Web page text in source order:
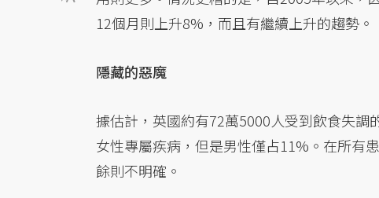
12個月則上升8%，而且有繼續上升的趨勢。
隱藏的惡魔
據估計，英國約有72萬5000人受到飲食失
女性專屬疾病，但是男性僅占11%。在所有
餘則不明確。